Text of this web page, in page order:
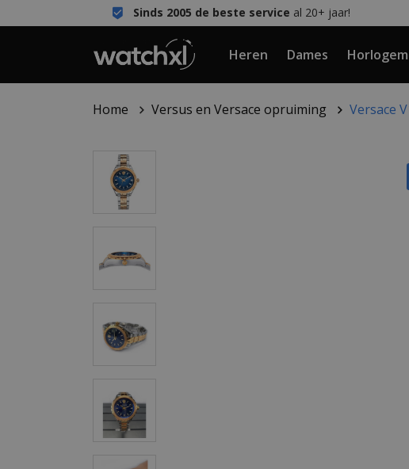
Sinds 2005 de beste service al 20+ jaar!
Heren Dames
Home Versus en Versace opruiming Versace